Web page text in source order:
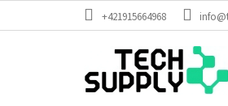
+421915664968